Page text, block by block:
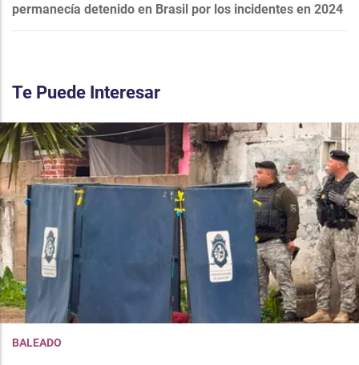
permanecía detenido en Brasil por los incidentes en 2024
Te Puede Interesar
BALEADO